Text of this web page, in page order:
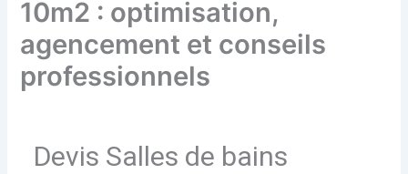
10m2 : optimisation,
agencement et conseils
professionnels
Devis Salles de bains